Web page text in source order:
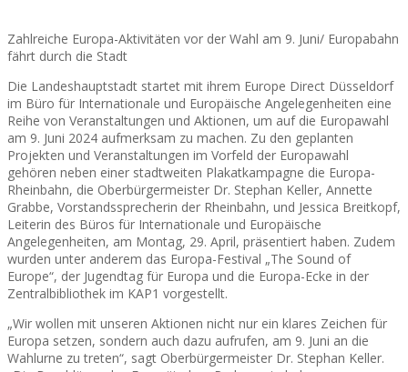
Zahlreiche Europa-Aktivitäten vor der Wahl am 9. Juni/ Europabahn
fährt durch die Stadt
Die Landeshauptstadt startet mit ihrem Europe Direct Düsseldorf
im Büro für Internationale und Europäische Angelegenheiten eine
Reihe von Veranstaltungen und Aktionen, um auf die Europawahl
am 9. Juni 2024 aufmerksam zu machen. Zu den geplanten
Projekten und Veranstaltungen im Vorfeld der Europawahl
gehören neben einer stadtweiten Plakatkampagne die Europa-
Rheinbahn, die Oberbürgermeister Dr. Stephan Keller, Annette
Grabbe, Vorstandssprecherin der Rheinbahn, und Jessica Breitkopf,
Leiterin des Büros für Internationale und Europäische
Angelegenheiten, am Montag, 29. April, präsentiert haben. Zudem
wurden unter anderem das Europa-Festival „The Sound of
Europe“, der Jugendtag für Europa und die Europa-Ecke in der
Zentralbibliothek im KAP1 vorgestellt.
„Wir wollen mit unseren Aktionen nicht nur ein klares Zeichen für
Europa setzen, sondern auch dazu aufrufen, am 9. Juni an die
Wahlurne zu treten“, sagt Oberbürgermeister Dr. Stephan Keller.